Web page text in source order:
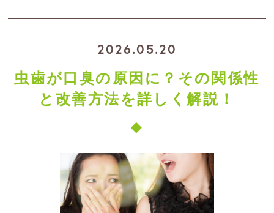
2026.05.20
虫歯が口臭の原因に？その関係性
と改善方法を詳しく解説！